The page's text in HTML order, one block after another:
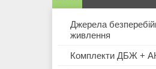
Джерела
живлення
Комплекти ДБЖ +